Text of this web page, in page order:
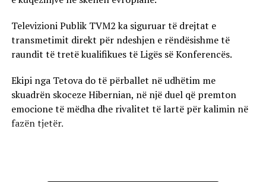
Televizioni Publik TVM2 ka siguruar të drejtat e
transmetimit direkt për ndeshjen e rëndësishme të
raundit të tretë kualifikues të Ligës së Konferencës.
Ekipi nga Tetova do të përballet në udhëtim me
skuadrën skoceze Hibernian, në një duel që premton
emocione të mëdha dhe rivalitet të lartë për kalimin në
fazën tjetër.